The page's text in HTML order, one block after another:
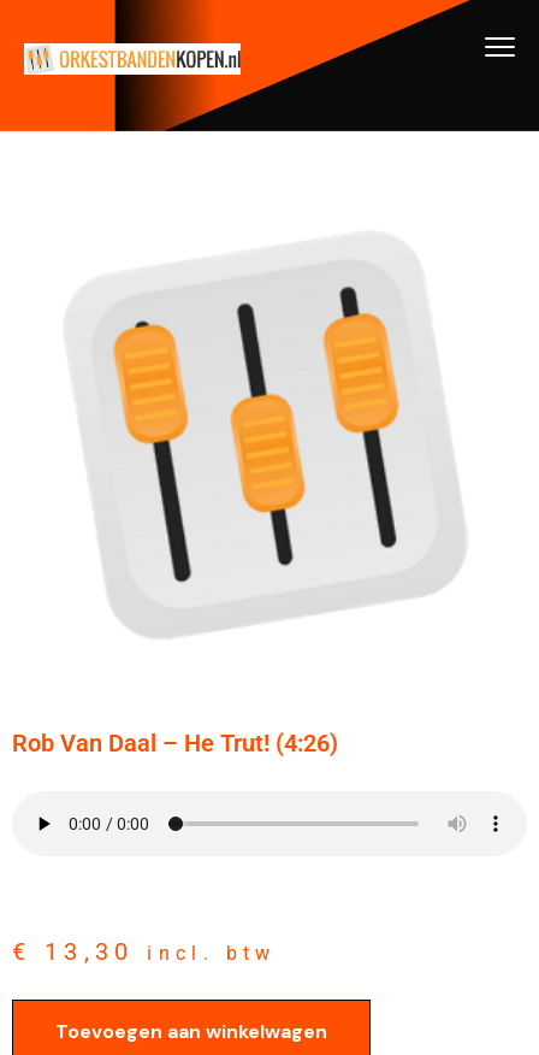
Rob Van Daal – He Trut! (4:26)
€ 13,30 incl. btw
Toevoegen aan winkelwagen